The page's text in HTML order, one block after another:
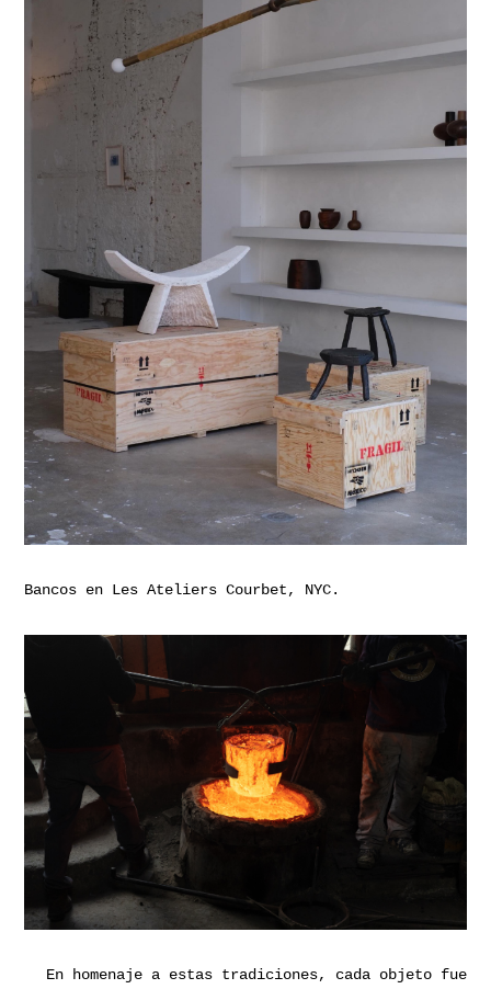
Bancos en Les Ateliers Courbet, NYC.
En homenaje a estas tradiciones, cada objeto fue